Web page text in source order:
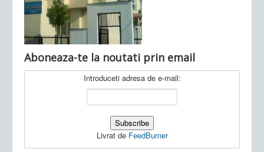
Aboneaza-te la noutati prin email
Introduceti adresa de e-mail:
Livrat de FeedBurner